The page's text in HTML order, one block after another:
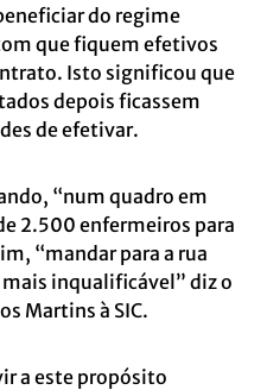
do regime
que fiquem efetivos
Isto significou que
depois ficassem
de efetivar.
“num quadro em
2.500 enfermeiros para
“mandar para a rua
inqualificável” diz o
Martins à SIC.
a este propósito